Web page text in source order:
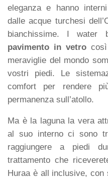
eleganza e hanno
dalle acque turchesi
bianchissime. I water
pavimento in vetrocosì
meraviglie del mondo
vostri piedi. Le
comfort per rendere
permanenza sull’atollo.
Ma è la laguna la vera
al suo interno ci sono
raggiungere a piedi
trattamento che
Huraa è all inclusive, con